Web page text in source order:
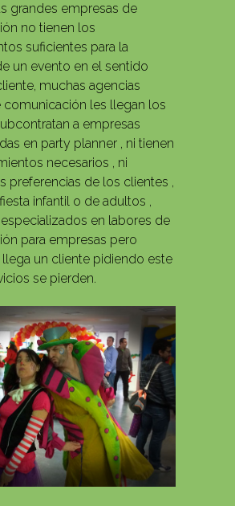
grandes empresas de
no tienen los
suficientes para la
un evento en el sentido
muchas agencias
comunicación les llegan los
a empresas
en party planner , ni tienen
necesarios , ni
preferencias de los clientes ,
infantil o de adultos ,
en labores de
para empresas pero
un cliente pidiendo este
se pierden.